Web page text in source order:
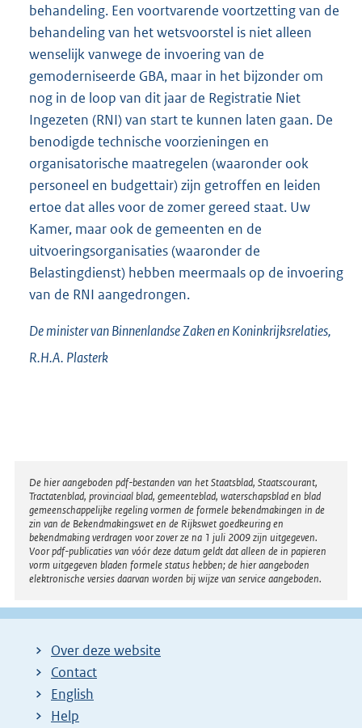
behandeling. Een voortvarende voortzetting van de
behandeling van het wetsvoorstel is niet alleen
wenselijk vanwege de invoering van de
gemoderniseerde GBA, maar in het bijzonder om
nog in de loop van dit jaar de Registratie Niet
Ingezeten (RNI) van start te kunnen laten gaan. De
benodigde technische voorzieningen en
organisatorische maatregelen (waaronder ook
personeel en budgettair) zijn getroffen en leiden
ertoe dat alles voor de zomer gereed staat. Uw
Kamer, maar ook de gemeenten en de
uitvoeringsorganisaties (waaronder de
Belastingdienst) hebben meermaals op de invoering
van de RNI aangedrongen.
De minister van Binnenlandse Zaken en Koninkrijksrelaties,
R.H.A. Plasterk
Disclaimer
De hier aangeboden pdf-bestanden van het Staatsblad, Staatscourant,
Tractatenblad, provinciaal blad, gemeenteblad, waterschapsblad en blad
gemeenschappelijke regeling vormen de formele bekendmakingen in de
zin van de Bekendmakingswet en de Rijkswet goedkeuring en
bekendmaking verdragen voor zover ze na 1 juli 2009 zijn uitgegeven.
Voor pdf-publicaties van vóór deze datum geldt dat alleen de in papieren
vorm uitgegeven bladen formele status hebben; de hier aangeboden
elektronische versies daarvan worden bij wijze van service aangeboden.
Over deze website
Contact
English
Help